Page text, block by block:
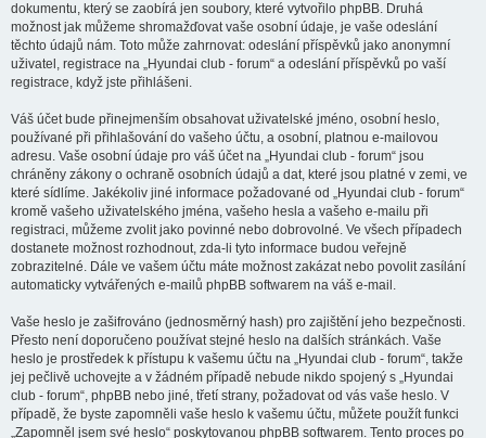
dokumentu, který se zaobírá jen soubory, které vytvořilo phpBB. Druhá
možnost jak můžeme shromažďovat vaše osobní údaje, je vaše odeslání
těchto údajů nám. Toto může zahrnovat: odeslání příspěvků jako anonymní
uživatel, registrace na „Hyundai club - forum“ a odeslání příspěvků po vaší
registrace, když jste přihlášeni.
Váš účet bude přinejmenším obsahovat uživatelské jméno, osobní heslo,
používané při přihlašování do vašeho účtu, a osobní, platnou e-mailovou
adresu. Vaše osobní údaje pro váš účet na „Hyundai club - forum“ jsou
chráněny zákony o ochraně osobních údajů a dat, které jsou platné v zemi, ve
které sídlíme. Jakékoliv jiné informace požadované od „Hyundai club - forum“
kromě vašeho uživatelského jména, vašeho hesla a vašeho e-mailu při
registraci, můžeme zvolit jako povinné nebo dobrovolné. Ve všech případech
dostanete možnost rozhodnout, zda-li tyto informace budou veřejně
zobrazitelné. Dále ve vašem účtu máte možnost zakázat nebo povolit zasílání
automaticky vytvářených e-mailů phpBB softwarem na váš e-mail.
Vaše heslo je zašifrováno (jednosměrný hash) pro zajištění jeho bezpečnosti.
Přesto není doporučeno používat stejné heslo na dalších stránkách. Vaše
heslo je prostředek k přístupu k vašemu účtu na „Hyundai club - forum“, takže
jej pečlivě uchovejte a v žádném případě nebude nikdo spojený s „Hyundai
club - forum“, phpBB nebo jiné, třetí strany, požadovat od vás vaše heslo. V
případě, že byste zapomněli vaše heslo k vašemu účtu, můžete použít funkci
„Zapomněl jsem své heslo“ poskytovanou phpBB softwarem. Tento proces po